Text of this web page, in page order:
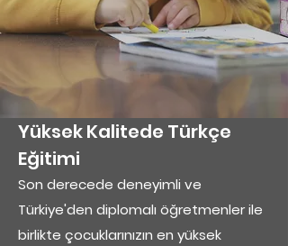
Yüksek Kalitede Türkçe
Eğitimi
Son derecede deneyimli ve
Türkiye'den diplomalı öğretmenler ile
birlikte çocuklarınızın en yüksek